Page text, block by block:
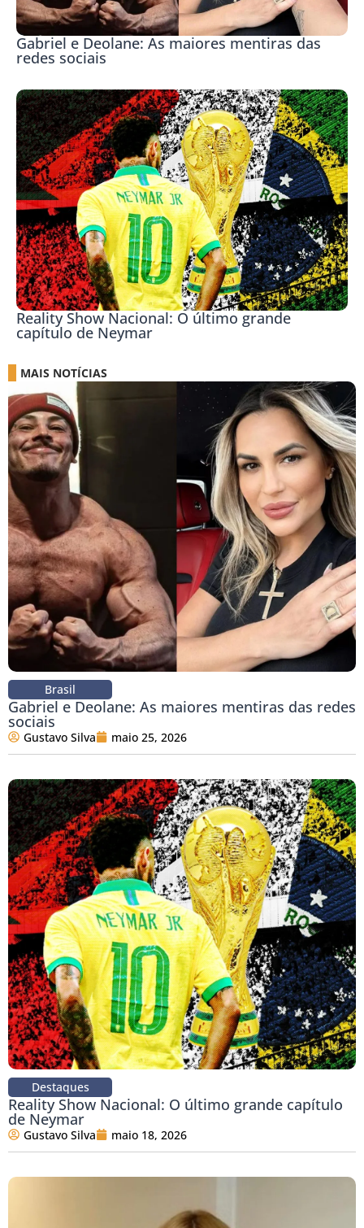
Gabriel e Deolane: As maiores mentiras das
redes sociais
Reality Show Nacional: O último grande
capítulo de Neymar
MAIS NOTÍCIAS
Brasil
Gabriel e Deolane: As maiores mentiras das redes
sociais
Gustavo Silva maio 25, 2026
Destaques
Reality Show Nacional: O último grande capítulo
de Neymar
Gustavo Silva maio 18, 2026